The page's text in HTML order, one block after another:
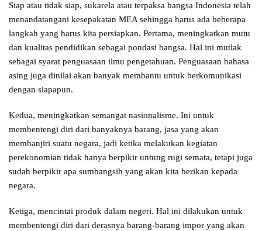
Siap atau tidak siap, sukarela atau terpaksa bangsa Indonesia telah
menandatangani kesepakatan MEA sehingga harus ada beberapa
langkah yang harus kita persiapkan. Pertama, meningkatkan mutu
dan kualitas pendidikan sebagai pondasi bangsa. Hal ini mutlak
sebagai syarat penguasaan ilmu pengetahuan. Penguasaan bahasa
asing juga dinilai akan banyak membantu untuk berkomunikasi
dengan siapapun.
Kedua, meningkatkan semangat nasionalisme. Ini untuk
membentengi diri dari banyaknya barang, jasa yang akan
membanjiri suatu negara, jadi ketika melakukan kegiatan
perekonomian tidak hanya berpikir untung rugi semata, tetapi juga
sudah berpikir apa sumbangsih yang akan kita berikan kepada
negara.
Ketiga, mencintai produk dalam negeri. Hal ini dilakukan untuk
membentengi diri dari derasnya barang-barang impor yang akan